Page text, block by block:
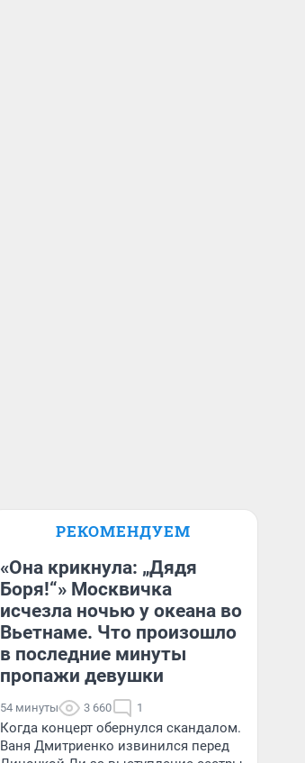
РЕКОМЕНДУЕМ
«Она крикнула: „Дядя
Боря!“» Москвичка
исчезла ночью у океана во
Вьетнаме. Что произошло
в последние минуты
пропажи девушки
54 минуты 3 660 1
Когда концерт обернулся скандалом.
Ваня Дмитриенко извинился перед